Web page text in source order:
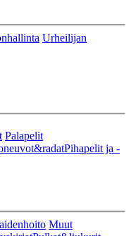
Urheilijan
Palapelit
Pihapelit ja -
Muut